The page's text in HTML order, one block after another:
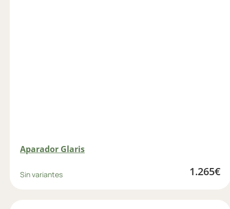
Aparador Glaris
Sin variantes 1.265€